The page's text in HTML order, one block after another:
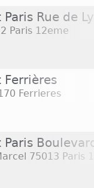
Rue de
Paris 12eme
Ferrières
Ferrieres
75013 Paris